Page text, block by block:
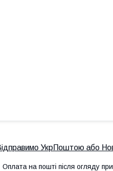
УкрПоштою або
на пошті після огляду